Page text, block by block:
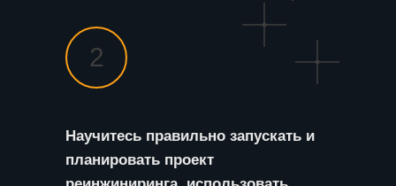
2
Научитесь правильно запускать и
планировать проект